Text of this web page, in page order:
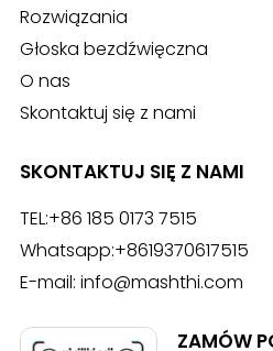
Rozwiązania
Głoska bezdźwięczna
O nas
Skontaktuj się z nami
SKONTAKTUJ SIĘ Z NAMI
TEL:+86 185 0173 7515
Whatsapp:+8619370617515
E-mail: info@mashthi.com
ZAMÓW